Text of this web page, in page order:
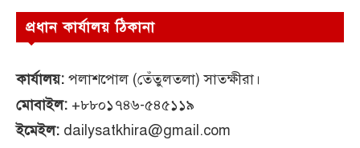
প্রধান কার্যালয় ঠিকানা
কার্যালয়: পলাশপোল (তেঁতুলতলা) সাতক্ষীরা।
মোবাইল: +৮৮০১৭৪৬-৫৪৫১১৯
ইমেইল: dailysatkhira@gmail.com